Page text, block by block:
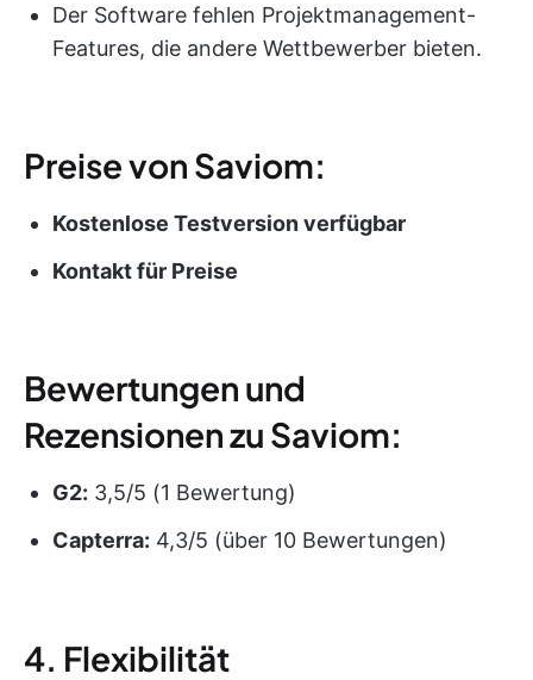
Der Software fehlen Projektmanagement-
Features, die andere Wettbewerber bieten.
Preise von Saviom:
Kostenlose Testversion verfügbar
Kontakt für Preise
Bewertungen und
Rezensionen zu Saviom:
G2: 3,5/5 (1 Bewertung)
Capterra: 4,3/5 (über 10 Bewertungen)
4. Flexibilität